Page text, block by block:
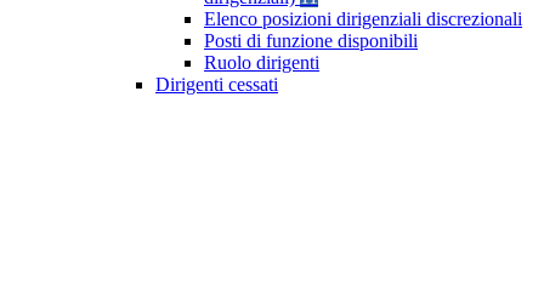
Elenco posizioni dirigenziali discrezionali
Posti di funzione disponibili
Ruolo dirigenti
Dirigenti cessati